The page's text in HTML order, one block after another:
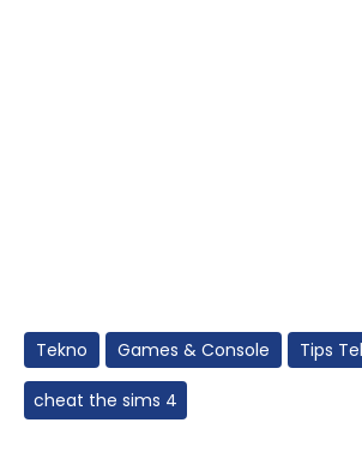
Tekno Games & Console Tips
cheat the sims 4